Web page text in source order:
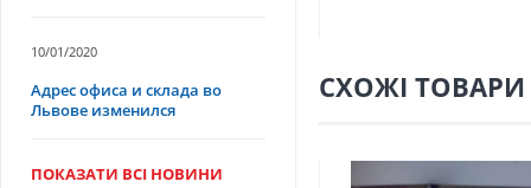
СХОЖІ ТОВАРИ
10/01/2020
Адрес офиса и склада во
Львове изменился
ПОКАЗАТИ ВСІ НОВИНИ